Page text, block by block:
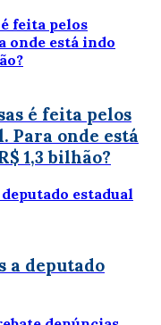
é feita pelos
Para onde está
1,3 bilhão?
a deputado